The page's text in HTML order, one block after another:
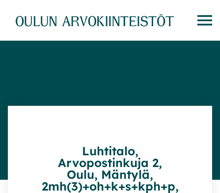
suoraan
Luhtitalo,
Arvopostinkuja 2,
Oulu, Mäntylä,
2mh(3)+oh+k+s+kph+p,